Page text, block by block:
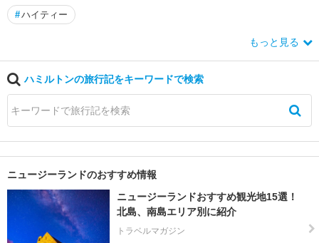
#ハイティー
もっと見る
ハミルトンの旅行記をキーワードで検索
ニュージーランドのおすすめ情報
ニュージーランドおすすめ観光地15選！
北島、南島エリア別に紹介
トラベルマガジン